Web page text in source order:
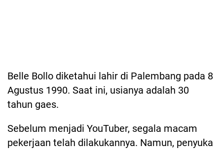
Belle Bollo diketahui lahir di Palembang pada 8
Agustus 1990. Saat ini, usianya adalah 30
tahun gaes.
Sebelum menjadi YouTuber, segala macam
pekerjaan telah dilakukannya. Namun, penyuka